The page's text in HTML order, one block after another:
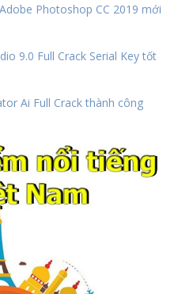
Photoshop CC 2019 mới
9.0 Full Crack Serial Key tốt
Ai Full Crack thành công